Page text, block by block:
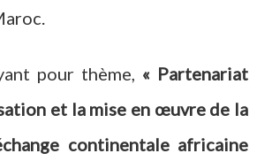
pour thème, « Partenariat
et la mise en œuvre de la
continentale africaine